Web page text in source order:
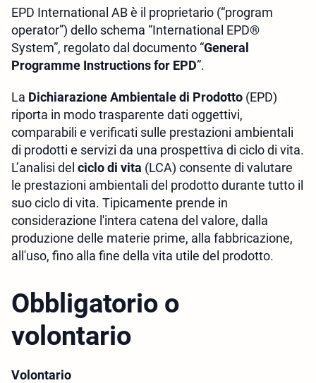
EPD International AB è il proprietario (“program
operator”) dello schema “International EPD®
System”, regolato dal documento “General
Programme Instructions for EPD”.
La Dichiarazione Ambientale di Prodotto (EPD)
riporta in modo trasparente dati oggettivi,
comparabili e verificati sulle prestazioni ambientali
di prodotti e servizi da una prospettiva di ciclo di vita.
L’analisi del ciclo di vita (LCA) consente di valutare
le prestazioni ambientali del prodotto durante tutto il
suo ciclo di vita. Tipicamente prende in
considerazione l'intera catena del valore, dalla
produzione delle materie prime, alla fabbricazione,
all'uso, fino alla fine della vita utile del prodotto.
Obbligatorio o
volontario
Volontario